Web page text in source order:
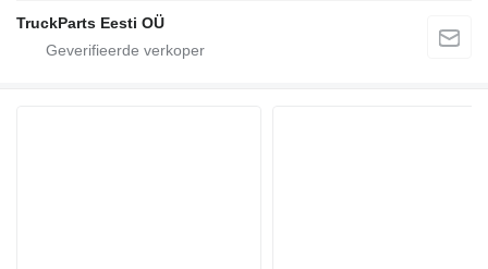
TruckParts Eesti OÜ